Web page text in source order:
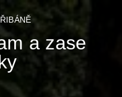
a zase